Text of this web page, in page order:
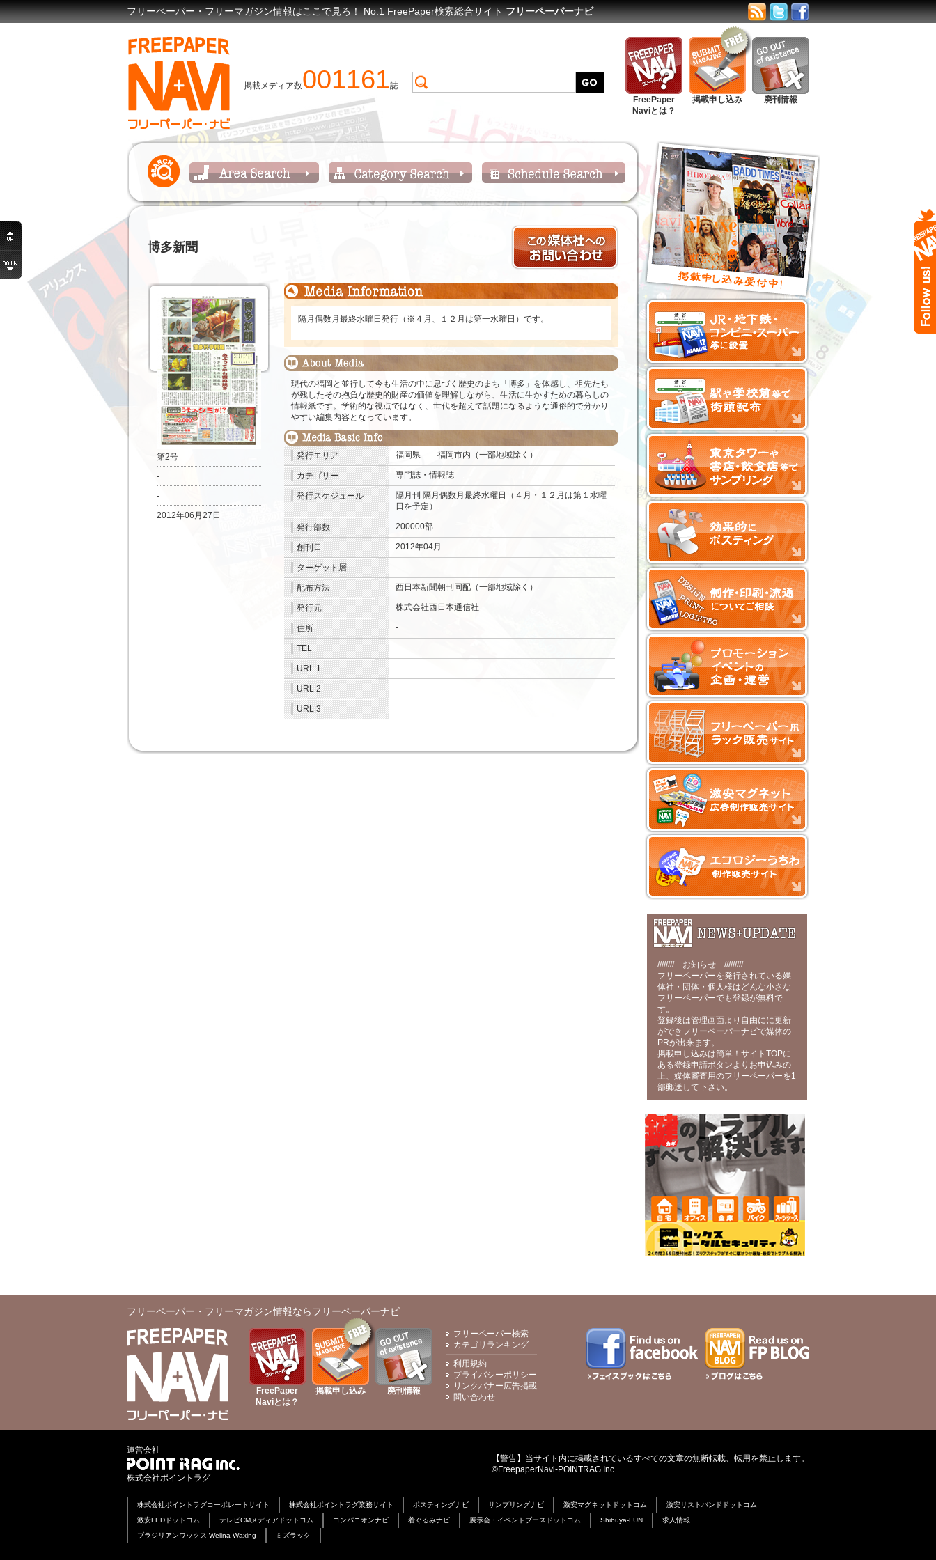
フリーペーパー・フリーマガジン情報はここで見ろ！ No.1 FreePaper検索総合サイトフリーペーパーナビ
掲載メディア数001161誌
FreePaper
Naviとは？
掲載申し込み 廃刊情報
博多新聞
第2号
-
-
2012年06月27日
隔月偶数月最終水曜日発行（※４月、１２月は第一水曜日）です。
現代の福岡と並行して今も生活の中に息づく歴史のまち「博多」を体感し、祖先たち
が残したその抱負な歴史的財産の価値を理解しながら、生活に生かすための暮らしの
情報紙です。学術的な視点ではなく、世代を超えて話題になるような通俗的で分かり
やすい編集内容となっています。
発行エリア 福岡県 福岡市内（一部地域除く）
カテゴリー 専門誌・情報誌
発行スケジュール 隔月刊 隔月偶数月最終水曜日（４月・１２月は第１水曜
日を予定）
発行部数 200000部
創刊日 2012年04月
ターゲット層
配布方法 西日本新聞朝刊同配（一部地域除く）
発行元 株式会社西日本通信社
住所 -
TEL
URL 1
URL 2
URL 3
//////// お知らせ /////////
フリーペーパーを発行されている媒
体社・団体・個人様はどんな小さな
フリーペーパーでも登録が無料で
す。
登録後は管理画面より自由にに更新
ができフリーペーパーナビで媒体の
PRが出来ます。
掲載申し込みは簡単！サイトTOPに
ある登録申請ボタンよりお申込みの
上、媒体審査用のフリーペーパーを1
部郵送して下さい。
フリーペーパー・フリーマガジン情報ならフリーペーパーナビ
FreePaper
Naviとは？
掲載申し込み 廃刊情報
フリーペーパー検索
カテゴリランキング
利用規約
プライバシーポリシー
リンクバナー広告掲載
問い合わせ
運営会社
株式会社ポイントラグ
【警告】当サイト内に掲載されているすべての文章の無断転載、転用を禁止します。
©FreepaperNavi-POINTRAG Inc.
株式会社ポイントラグコーポレートサイト 株式会社ポイントラグ業務サイト ポスティングナビ サンプリングナビ 激安マグネットドットコム
激安リストバンドドットコム
激安LEDドットコム
テレビCMメディアドットコム コンパニオンナビ 着ぐるみナビ 展示会・イベントブースドットコム Shibuya-FUN
求人情報
ブラジリアンワックス Welina-Waxing
ミズラック